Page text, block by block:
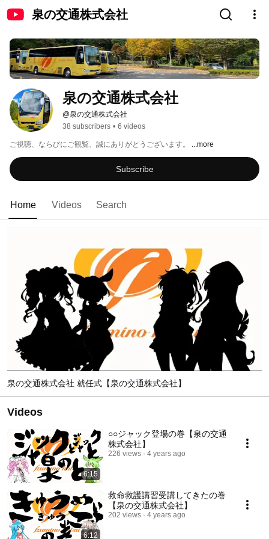
泉の交通株式会社
泉の交通株式会社
@泉の交通株式会社
38 subscribers • 6 videos
ご視聴、ならびにご観覧、誠にありがとうございます。 ...more
Subscribe
Home Videos Search
泉の交通株式会社 就任式【泉の交通株式会社】
Videos
6:15
○○ジャック登場の巻【泉の交通
株式会社】
226 views 4 years ago
6:12
救命救護講習受講してきたの巻
【泉の交通株式会社】
202 views 4 years ago